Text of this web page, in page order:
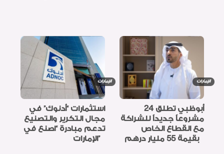
الإمارات
استثمارات “أدنوك” في
مجال التكرير والتصنيع
تدعم مبادرة “اصنع في
الإمارات”
الإمارات
أبوظبي تطلق 24
مشروعاً جديداً للشراكة
مع القطاع الخاص
بقيمة 55 مليار درهم